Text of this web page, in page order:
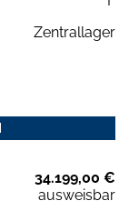
Zentrallager
34.199,00 €
ausweisbar